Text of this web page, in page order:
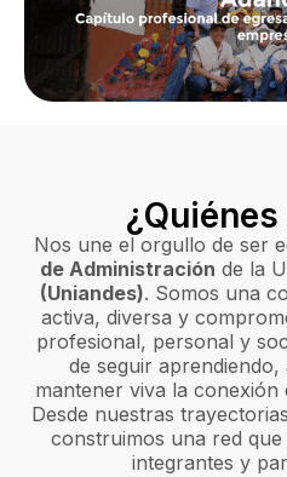
Nos une el orgullo de ser
de Administración de la
(Uniandes). Somos una
activa, diversa y
profesional, personal y
de seguir
mantener viva la
Desde nuestras
construimos una red
integrantes y